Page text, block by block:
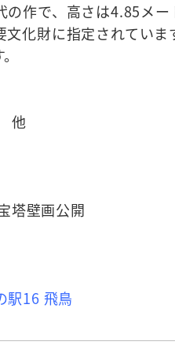
作で、高さは4.85メ
化財に指定されてい
他
塔壁画公開
駅16 飛鳥